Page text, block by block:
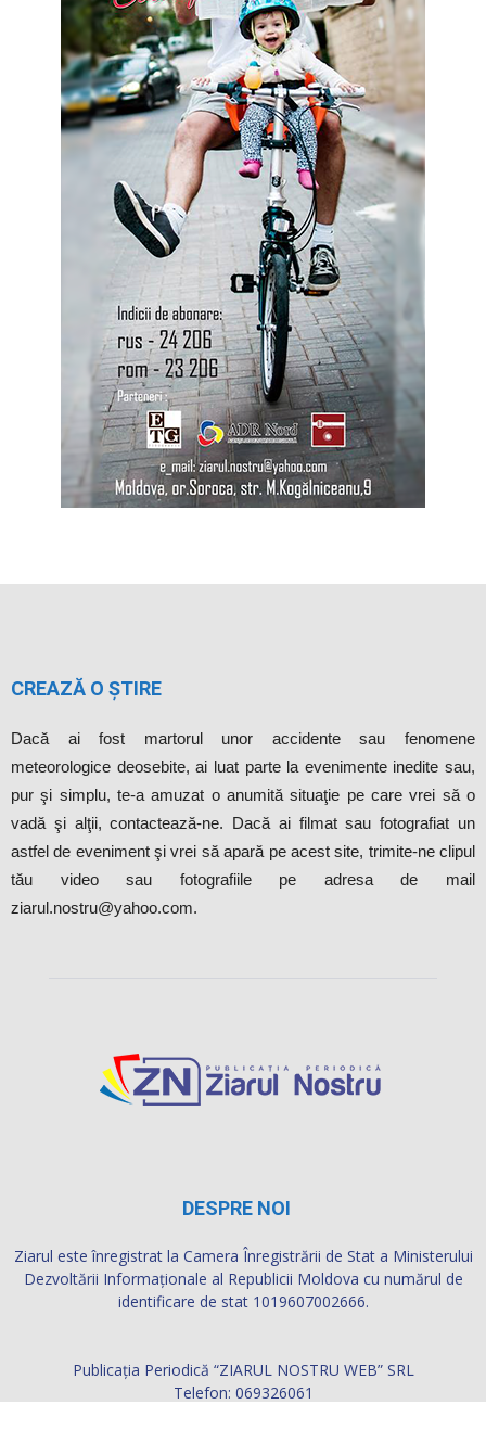
Dacă ai fost martorul unor accidente sau fenomene
meteorologice deosebite, ai luat parte la evenimente inedite sau,
pur şi simplu, te-a amuzat o anumită situaţie pe care vrei să o
vadă şi alţii, contactează-ne. Dacă ai filmat sau fotografiat un
astfel de eveniment şi vrei să apară pe acest site, trimite-ne clipul
tău video sau fotografiile pe adresa de mail
ziarul.nostru@yahoo.com.
Dezvoltării Informaţionale al Republicii Moldova cu numărul de
identificare de stat 1019607002666.
Telefon: 069326061
Adresa: Republica Moldova, mun.Soroca, Str. Barbu Lăutaru 5,
ap.2